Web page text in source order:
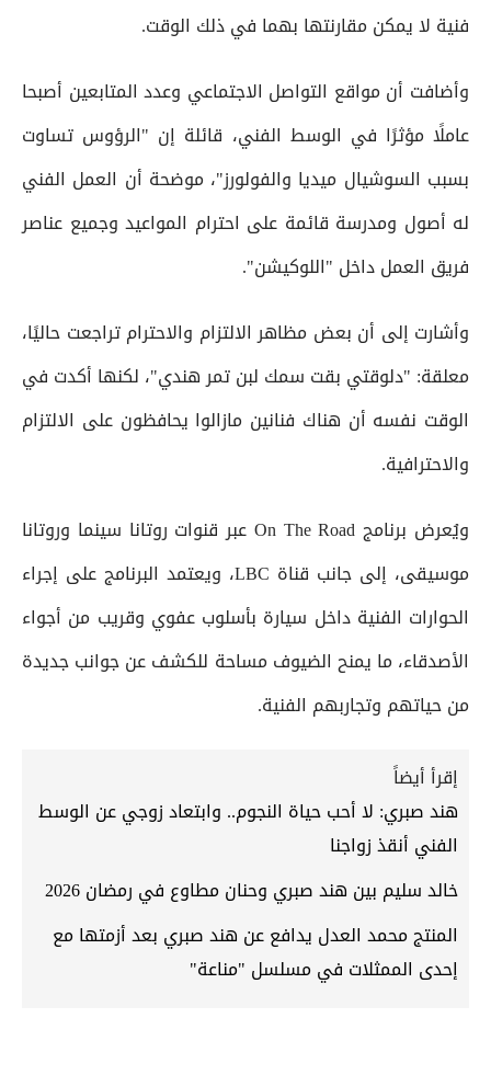
فنية لا يمكن مقارنتها بهما في ذلك الوقت.
وأضافت أن مواقع التواصل الاجتماعي وعدد المتابعين أصبحا
عاملًا مؤثرًا في الوسط الفني، قائلة إن "الرؤوس تساوت
بسبب السوشيال ميديا والفولورز"، موضحة أن العمل الفني
له أصول ومدرسة قائمة على احترام المواعيد وجميع عناصر
فريق العمل داخل "اللوكيشن".
وأشارت إلى أن بعض مظاهر الالتزام والاحترام تراجعت حاليًا،
معلقة: "دلوقتي بقت سمك لبن تمر هندي"، لكنها أكدت في
الوقت نفسه أن هناك فنانين مازالوا يحافظون على الالتزام
والاحترافية.
ويُعرض برنامج On The Road عبر قنوات روتانا سينما وروتانا
موسيقى، إلى جانب قناة LBC، ويعتمد البرنامج على إجراء
الحوارات الفنية داخل سيارة بأسلوب عفوي وقريب من أجواء
الأصدقاء، ما يمنح الضيوف مساحة للكشف عن جوانب جديدة
من حياتهم وتجاربهم الفنية.
إقرأ أيضاً
هند صبري: لا أحب حياة النجوم.. وابتعاد زوجي عن الوسط
الفني أنقذ زواجنا
خالد سليم بين هند صبري وحنان مطاوع في رمضان 2026
المنتج محمد العدل يدافع عن هند صبري بعد أزمتها مع
إحدى الممثلات في مسلسل "مناعة"